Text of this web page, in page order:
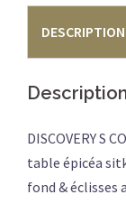
CONCERT
EDGE
BASSE
DESCRIPTION
DISCOVERY S
table épicéa
fond & éclisses